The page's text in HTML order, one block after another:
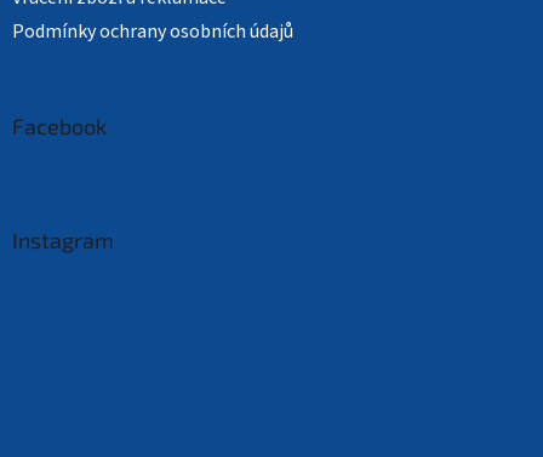
Podmínky ochrany osobních údajů
Facebook
Instagram